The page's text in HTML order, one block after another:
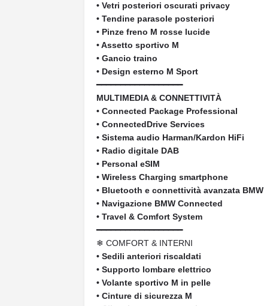
• Vetri posteriori oscurati privacy
• Tendine parasole posteriori
• Pinze freno M rosse lucide
• Assetto sportivo M
• Gancio traino
• Design esterno M Sport
━━━━━━━━━━━━━━━━━━
MULTIMEDIA & CONNETTIVITÀ
• Connected Package Professional
• ConnectedDrive Services
• Sistema audio Harman/Kardon HiFi
• Radio digitale DAB
• Personal eSIM
• Wireless Charging smartphone
• Bluetooth e connettività avanzata BMW
• Navigazione BMW Connected
• Travel & Comfort System
━━━━━━━━━━━━━━━━━━
❄ COMFORT & INTERNI
• Sedili anteriori riscaldati
• Supporto lombare elettrico
• Volante sportivo M in pelle
• Cinture di sicurezza M